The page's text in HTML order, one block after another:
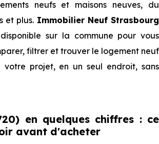
neufs et maisons neuves, du
et plus. Immobilier Neuf Strasbourg
sur la commune pour vous
filtrer et trouver le logement neuf
votre projet, en un seul endroit, sans
en quelques chiffres : ce
avant d'acheter